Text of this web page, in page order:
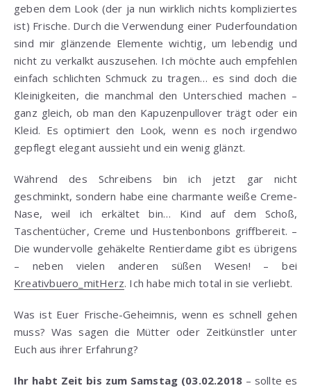
geben dem Look (der ja nun wirklich nichts kompliziertes
ist) Frische. Durch die Verwendung einer Puderfoundation
sind mir glänzende Elemente wichtig, um lebendig und
nicht zu verkalkt auszusehen. Ich möchte auch empfehlen
einfach schlichten Schmuck zu tragen… es sind doch die
Kleinigkeiten, die manchmal den Unterschied machen –
ganz gleich, ob man den Kapuzenpullover trägt oder ein
Kleid. Es optimiert den Look, wenn es noch irgendwo
gepflegt elegant aussieht und ein wenig glänzt.
Während des Schreibens bin ich jetzt gar nicht
geschminkt, sondern habe eine charmante weiße Creme-
Nase, weil ich erkältet bin… Kind auf dem Schoß,
Taschentücher, Creme und Hustenbonbons griffbereit. –
Die wundervolle gehäkelte Rentierdame gibt es übrigens
– neben vielen anderen süßen Wesen! – bei
Kreativbuero_mitHerz. Ich habe mich total in sie verliebt.
Was ist Euer Frische-Geheimnis, wenn es schnell gehen
muss? Was sagen die Mütter oder Zeitkünstler unter
Euch aus ihrer Erfahrung?
Ihr habt Zeit bis zum Samstag (03.02.2018 – sollte es